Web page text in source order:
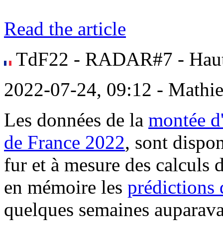
Read the article
TdF22 - RADAR#7 -
2022-07-24, 09:12 -
Les données de la montée
de France 2022, sont
fur et à mesure des calculs
en mémoire les prédictions
quelques semaines